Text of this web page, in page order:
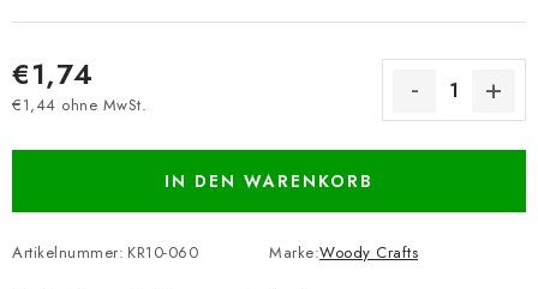
€1,74
€1,44 ohne MwSt.
IN DEN WARENKORB
Artikelnummer: KR10-060 Marke:Woody Crafts